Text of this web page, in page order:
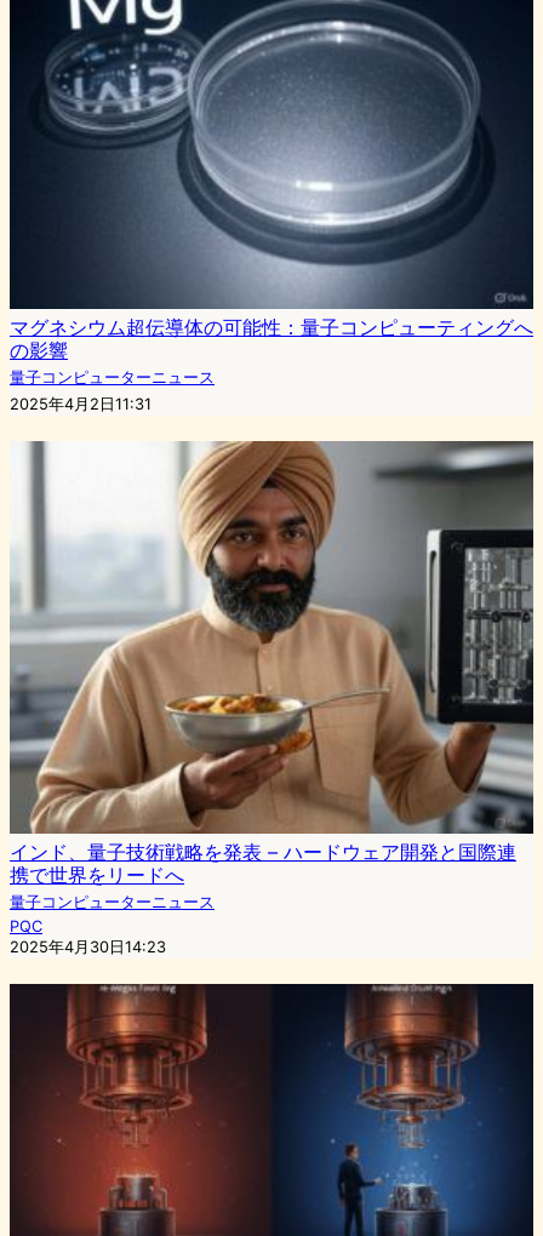
マグネシウム超伝導体の可能性：量子コンピューティングへ
の影響
量子コンピューターニュース
2025年4月2日11:31
インド、量子技術戦略を発表 – ハードウェア開発と国際連
携で世界をリードへ
量子コンピューターニュース
PQC
2025年4月30日14:23